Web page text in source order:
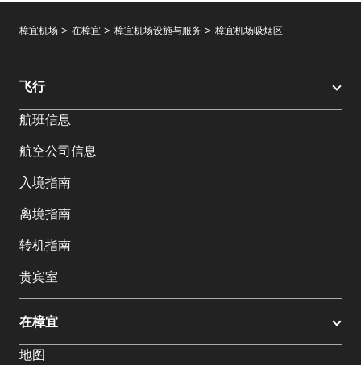
樟宜机场 在樟宜 樟宜机场设施与服务 樟宜机场吸烟区
飞行
航班信息
航空公司信息
入境指南
离境指南
转机指南
贵宾室
在樟宜
地图